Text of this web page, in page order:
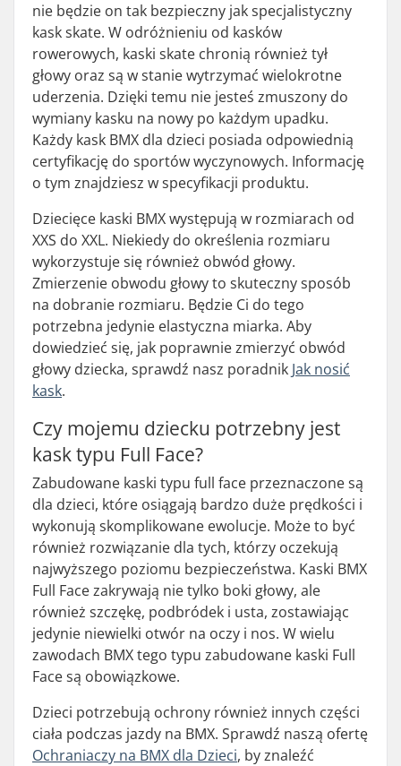
nie będzie on tak bezpieczny jak specjalistyczny
kask skate. W odróżnieniu od kasków
rowerowych, kaski skate chronią również tył
głowy oraz są w stanie wytrzymać wielokrotne
uderzenia. Dzięki temu nie jesteś zmuszony do
wymiany kasku na nowy po każdym upadku.
Każdy kask BMX dla dzieci posiada odpowiednią
certyfikację do sportów wyczynowych. Informację
o tym znajdziesz w specyfikacji produktu.
Dziecięce kaski BMX występują w rozmiarach od
XXS do XXL. Niekiedy do określenia rozmiaru
wykorzystuje się również obwód głowy.
Zmierzenie obwodu głowy to skuteczny sposób
na dobranie rozmiaru. Będzie Ci do tego
potrzebna jedynie elastyczna miarka. Aby
dowiedzieć się, jak poprawnie zmierzyć obwód
głowy dziecka, sprawdź nasz poradnik Jak nosić
kask.
Czy mojemu dziecku potrzebny jest
kask typu Full Face?
Zabudowane kaski typu full face przeznaczone są
dla dzieci, które osiągają bardzo duże prędkości i
wykonują skomplikowane ewolucje. Może to być
również rozwiązanie dla tych, którzy oczekują
najwyższego poziomu bezpieczeństwa. Kaski BMX
Full Face zakrywają nie tylko boki głowy, ale
również szczękę, podbródek i usta, zostawiając
jedynie niewielki otwór na oczy i nos. W wielu
zawodach BMX tego typu zabudowane kaski Full
Face są obowiązkowe.
Dzieci potrzebują ochrony również innych części
ciała podczas jazdy na BMX. Sprawdź naszą ofertę
Ochraniaczy na BMX dla Dzieci, by znaleźć